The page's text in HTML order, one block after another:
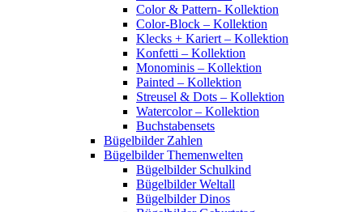
Color & Pattern- Kollektion
Color-Block – Kollektion
Klecks + Kariert – Kollektion
Konfetti – Kollektion
Monominis – Kollektion
Painted – Kollektion
Streusel & Dots – Kollektion
Watercolor – Kollektion
Buchstabensets
Bügelbilder Zahlen
Bügelbilder Themenwelten
Bügelbilder Schulkind
Bügelbilder Weltall
Bügelbilder Dinos